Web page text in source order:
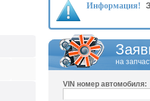
Информация!
на
VIN номер автомобиля: